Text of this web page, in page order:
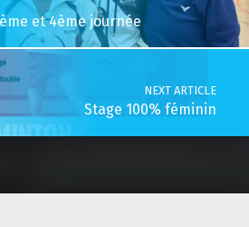
et 4ème journée
NEXT ARTICLE
Stage 100% féminin